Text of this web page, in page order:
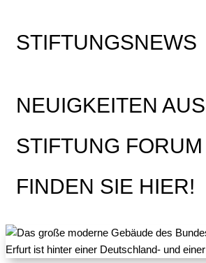
STIFTUNGSNEWS
NEUIGKEITEN
STIFTUNG
FINDEN SIE HIER!